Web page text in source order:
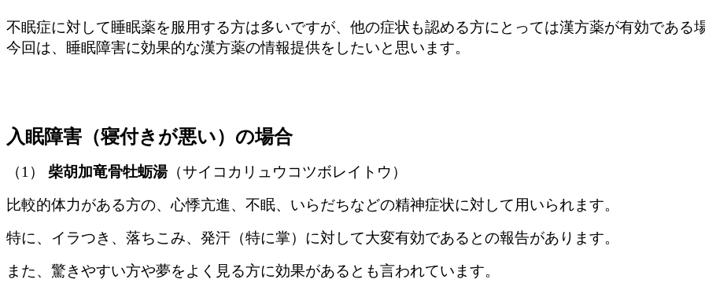
不眠症に対して睡眠薬を服用する方は多いですが、他の症状も認める方にとっては漢方薬が有効である
今回は、睡眠障害に効果的な漢方薬の情報提供をしたいと思います。
入眠障害（寝付きが悪い）の場合
（1） 柴胡加竜骨牡蛎湯（サイコカリュウコツボレイトウ）
比較的体力がある方の、心悸亢進、不眠、いらだちなどの精神症状に対して用いられます。
特に、イラつき、落ちこみ、発汗（特に掌）に対して大変有効であるとの報告があります。
また、驚きやすい方や夢をよく見る方に効果があるとも言われています。